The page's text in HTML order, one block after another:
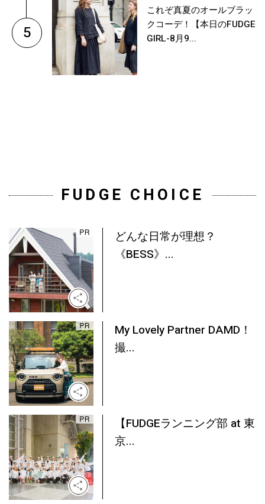
5
これぞ真夏のオールブラッ
クコーデ！【本日のFUDGE
GIRL-8月9...
FUDGE CHOICE
どんな日常が理想？
《BESS》...
My Lovely Partner DAMD！
撮...
【FUDGEランニング部 at 東
京...